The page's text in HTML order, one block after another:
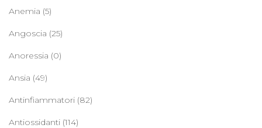
Anemia (5)
Angoscia (25)
Anoressia (0)
Ansia (49)
Antinfiammatori (82)
Antiossidanti (114)